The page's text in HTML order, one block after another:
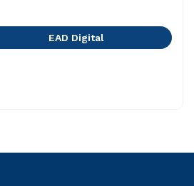
EAD Digital